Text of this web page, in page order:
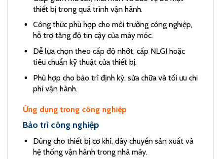
thiết bị trong quá trình vận hành.
Công thức phù hợp cho môi trường công nghiệp,
hỗ trợ tăng độ tin cậy của máy móc.
Dễ lựa chọn theo cấp độ nhớt, cấp NLGI hoặc
tiêu chuẩn kỹ thuật của thiết bị.
Phù hợp cho bảo trì định kỳ, sửa chữa và tối ưu chi
phí vận hành.
Ứng dụng trong công nghiệp
Bảo trì công nghiệp
Dùng cho thiết bị cơ khí, dây chuyền sản xuất và
hệ thống vận hành trong nhà máy.